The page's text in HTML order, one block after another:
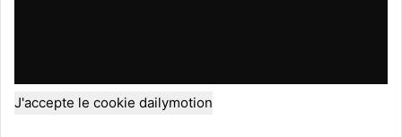
J'accepte le cookie dailymotion